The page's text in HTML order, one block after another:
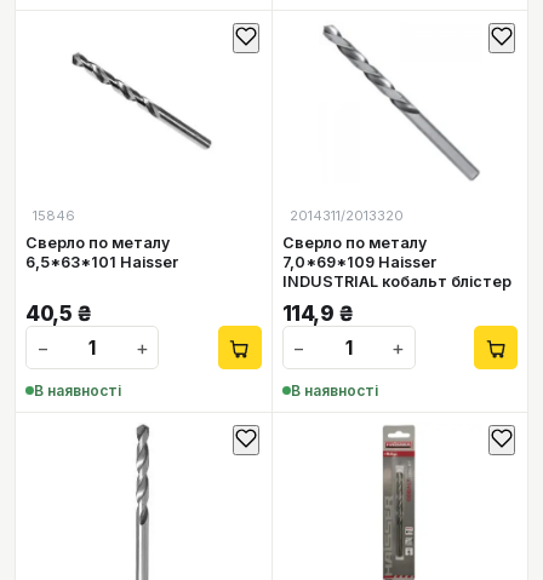
15846
Сверло по металу
6,5*63*101 Haisser
40,5 ₴
−
+
В наявності
2014311/2013320
Сверло по металу
7,0*69*109 Haisser
INDUSTRIAL кобальт блістер
114,9 ₴
−
+
В наявності